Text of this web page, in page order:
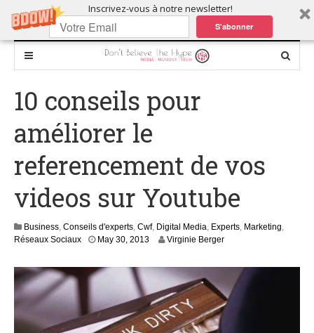
Inscrivez-vous à notre newsletter!
S'abonner
10 conseils pour
améliorer le
referencement de vos
videos sur Youtube
Business, Conseils d'experts, Cwf, Digital Media, Experts, Marketing,
Réseaux Sociaux
May 30, 2013S
m
b
e
Virginie Berger